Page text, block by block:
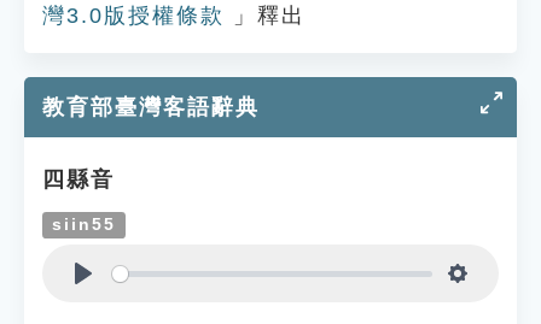
灣3.0版授權條款
」釋出
教育部臺灣客語辭典
四縣音
siin55